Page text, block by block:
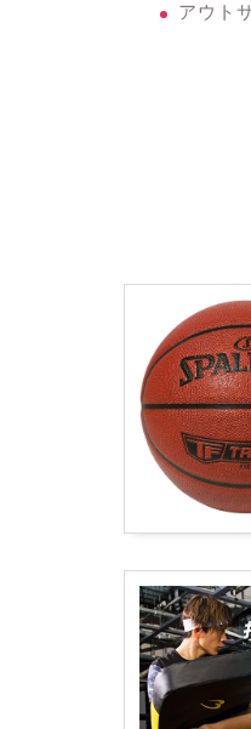
アウト